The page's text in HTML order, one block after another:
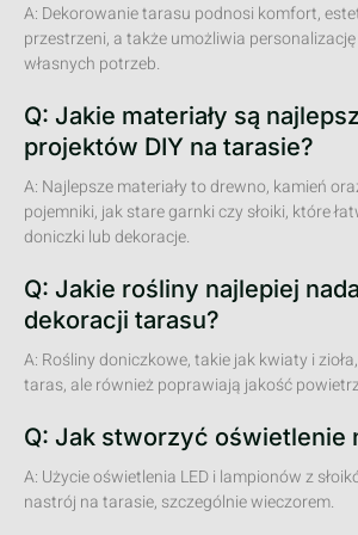
A: Dekorowanie tarasu podnosi komfort,
przestrzeni, a także umożliwia
własnych potrzeb.
Q: Jakie materiały są
projektów DIY na tarasie?
A: Najlepsze materiały to drewno, kamień
pojemniki, jak stare garnki czy słoiki, które
doniczki lub dekoracje.
Q: Jakie rośliny najlepiej
dekoracji tarasu?
A: Rośliny doniczkowe, takie jak kwiaty i
taras, ale również poprawiają jakość
Q: Jak stworzyć oświetlenie
A: Użycie oświetlenia LED i lampionów z
nastrój na tarasie, szczególnie wieczorem.